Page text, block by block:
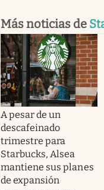
Más noticias de
A pesar de un
descafeinado
trimestre para
Starbucks, Alsea
mantiene sus planes
de expansión